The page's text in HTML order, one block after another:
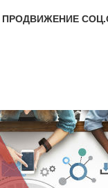
ПРОДВИЖЕНИЕ